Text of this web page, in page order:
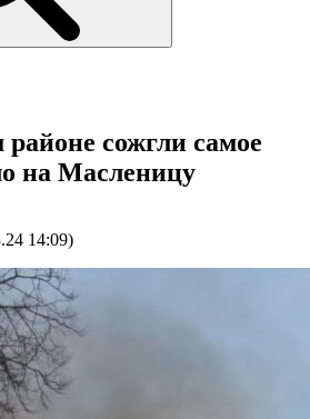
сожгли самое
на Масленицу
14:09)